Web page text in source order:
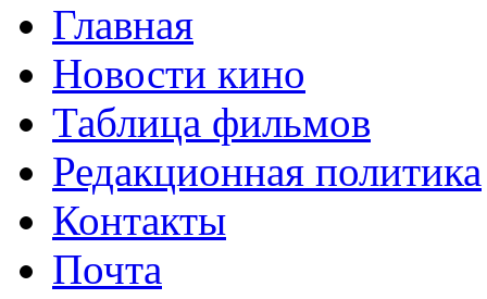
Главная
Новости кино
Таблица фильмов
Редакционная политика
Контакты
Почта